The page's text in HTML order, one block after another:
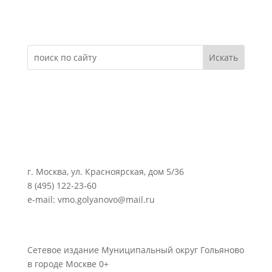
г. Москва, ул. Красноярская, дом 5/36
8 (495) 122-23-60
e-mail: vmo.golyanovo@mail.ru
Сетевое издание Муниципальный округ Гольяново
в городе Москве 0+